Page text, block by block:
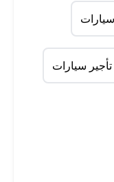
سيارات